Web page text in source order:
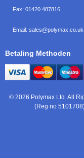
Fax: 01420 487816
Email: sales@polymax.co.uk
Betaling Methoden
© 2026 Polymax Ltd. All
(Reg no